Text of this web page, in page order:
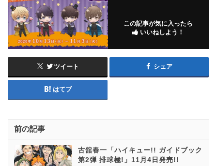
この記事が気に入ったら
いいねしよう！
ツイート シェア
はてブ
前の記事
古舘春一「ハイキュー!! ガイドブック
第2弾 排球極!」11月4日発売!!